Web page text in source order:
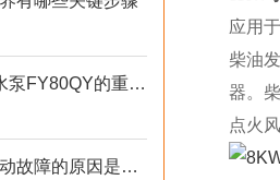
排涝防汛8寸汽油机水泵FY80QY的重要性
柴油发电机组产生震动故障的原因是什么？
应用
柴油
器。
点火